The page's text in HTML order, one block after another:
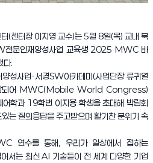
(센터장 이지영 교수)는 5월 8일(목) 교내 북
전문인재양성사업 교육생 2025 MWC 바
다.
성사업-서경SW아카데미(사업단장 류귀열
발되어 MWC(Mobile World Congress)
어학과 19학번 이지용 학생을 초대해 박람회
는 질의응답을 주고받으며 활기찬 분위기 속
연수를 통해, 우리가 일상에서 접하는
는 최신 AI 기술들이 전 세계 다양한 기업